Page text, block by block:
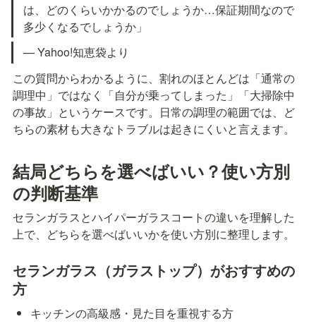
は、どのくらいかかるのでしょうか…保証期間なので
多少くなるでしょうか」
— Yahoo!知恵袋より
この質問からわかるように、割れのほとんどは「通常の
調理中」ではなく「自分が乗ってしまった」「大掃除中
の事故」というケースです。日常の調理の範囲では、ど
ちらの素材も大きなトラブルは起きにくいと言えます。
結局どちらを選べばいい？使い方別
の判断基準
セランガラスとハイパーガラスコートの違いを理解した
上で、どちらを選べばいいかを使い方別に整理します。
セランガラス（ガラストップ）がおすすめの
方
キッチンの高級感・見た目を重視する方